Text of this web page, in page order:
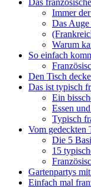
Immer
Das
Warum
So einfach
Den Tisch
Das ist typisch
Ein
Essen
Typisch
Vom gedeckten
Die 5
15
Gartenpartys
Einfach mal